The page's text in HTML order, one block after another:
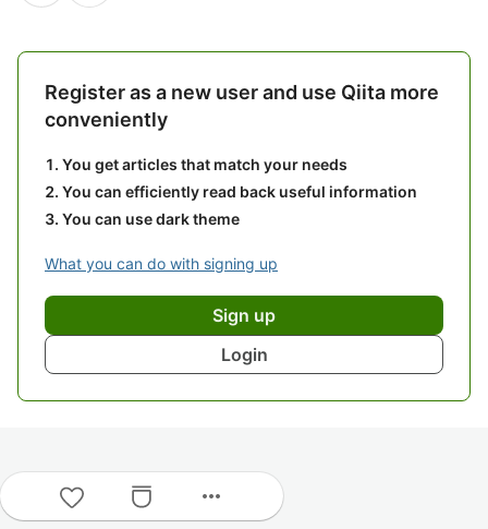
Register as a new user and use Qiita more
conveniently
You get articles that match your needs
You can efficiently read back useful information
You can use dark theme
What you can do with signing up
Sign up
Login
more_horiz